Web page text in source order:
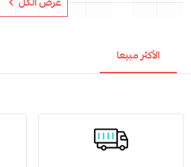
الأكثر مبيعا